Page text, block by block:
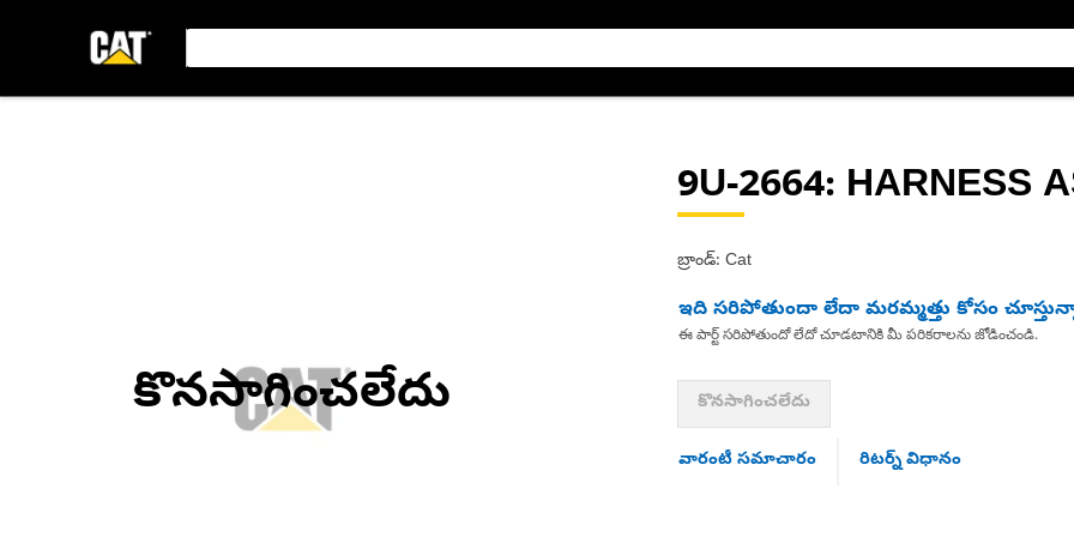
కొనసాగించలేదు
9U-2664: HARNESS
బ్రాండ్: Cat
ఇది సరిపోతుందా లేదా మరమ్మత్తు కోసం
ఈ పార్ట్ సరిపోతుందో లేదో చూడటానికి మీ పరికరాలను జోడించండి.
కొనసాగించలేదు
వారంటీ సమాచారం రిటర్న్ విధానం